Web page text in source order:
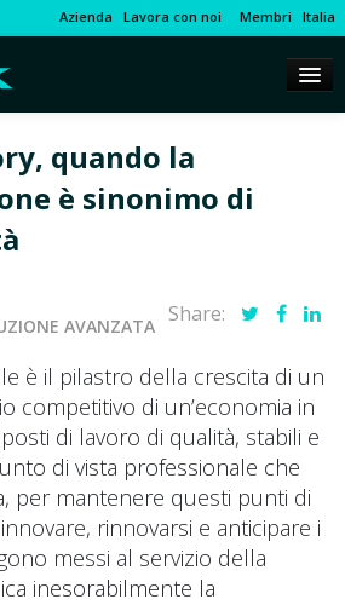
Azienda Lavora con noi Membri Italia
quando la
è sinonimo di
AVANZATA Share:
è il pilastro della crescita di un
competitivo di un’economia in
di lavoro di qualità, stabili e
di vista professionale che
per mantenere questi punti di
rinnovarsi e anticipare i
messi al servizio della
inesorabilmente la